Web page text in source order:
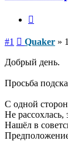
#1 Сообщение
Quaker »
Добрый день.
Просьба
С одной
Не рассохлась,
Нашёл в